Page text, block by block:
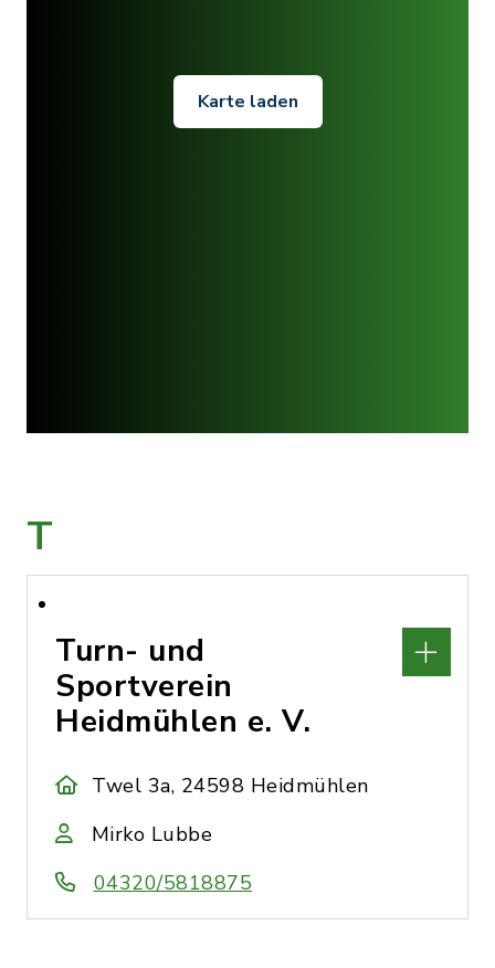
Karte laden
T
Turn- und
Sportverein
Heidmühlen e. V.
Twel 3a, 24598 Heidmühlen
Mirko Lubbe
04320/5818875